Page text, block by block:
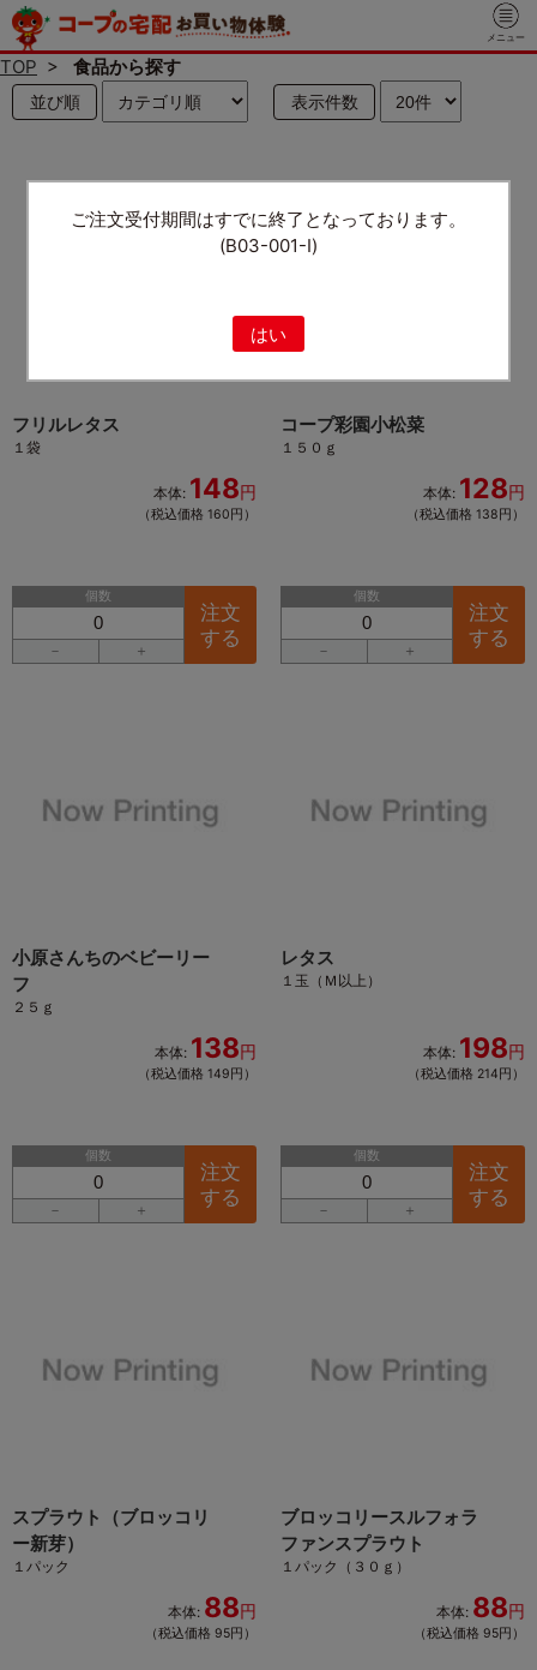
ご注文受付期間はすでに終了となっております。
(B03-001-I)
はい
メニュー
TOP > 食品から探す
並び順 表示件数
フリルレタス
１袋
本体: 148円
（税込価格 160円）
個数
－ ＋
注文
する
コープ彩園小松菜
１５０ｇ
本体: 128円
（税込価格 138円）
個数
－ ＋
注文
する
小原さんちのベビーリー
フ
２５ｇ
本体: 138円
（税込価格 149円）
個数
－ ＋
注文
する
レタス
１玉（Ｍ以上）
本体: 198円
（税込価格 214円）
個数
－ ＋
注文
する
スプラウト（ブロッコリ
ー新芽）
１パック
本体: 88円
（税込価格 95円）
ブロッコリースルフォラ
ファンスプラウト
１パック（３０ｇ）
本体: 88円
（税込価格 95円）